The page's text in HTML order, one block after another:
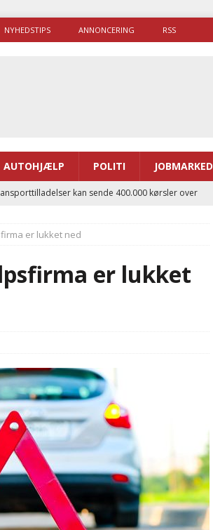
NYHEDSTIPS ANNONCERING RSS
AUTOHJÆLP POLITI JOBMARKED
kan sende 400.000 kørsler over
til Samsø
længere tid på at komme af sted i 2025
er lukket ned
er lukket